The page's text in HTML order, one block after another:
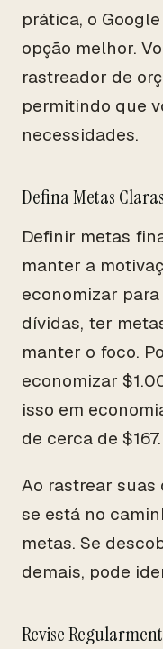
prática, o
opção melhor.
rastreador de
permitindo que
necessidades.
Defina Metas Claras
Definir metas
manter a
economizar
dívidas, ter
manter o foco.
economizar
isso em
de cerca de $167.
Ao rastrear suas
se está no
metas. Se
demais, pode
Revise